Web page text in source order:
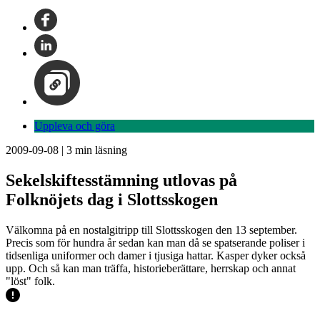
Uppleva och göra
2009-09-08 | 3 min läsning
Sekelskiftesstämning utlovas på
Folknöjets dag i Slottsskogen
Välkomna på en nostalgitripp till Slottsskogen den 13 september.
Precis som för hundra år sedan kan man då se spatserande poliser i
tidsenliga uniformer och damer i tjusiga hattar. Kasper dyker också
upp. Och så kan man träffa, historieberättare, herrskap och annat
"löst" folk.